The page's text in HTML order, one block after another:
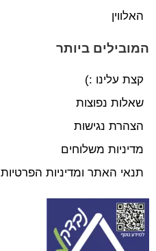
האלווין
המובילים ביותר
קצת עלינו :)
שאלות נפוצות
הצהרת נגישות
מדיניות משלוחים
תנאי האתר ומדיניות הפרטיות